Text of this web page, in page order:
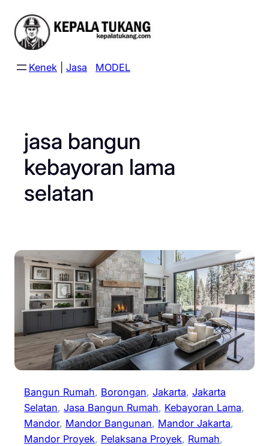
content
Kenek Jasa MODEL
jasa bangun
kebayoran lama
selatan
Bangun Rumah, Borongan, Jakarta, Jakarta
Selatan, Jasa Bangun Rumah, Kebayoran Lama
Mandor, Mandor Bangunan, Mandor Jakarta
Mandor Proyek, Pelaksana Proyek, Rumah